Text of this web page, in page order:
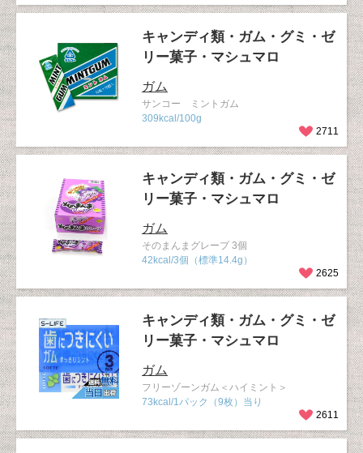
キャンディ類・ガム・グミ・ゼ
リー菓子・マシュマロ
ガム
サンコー ミントガム
309kcal/100g
2711
キャンディ類・ガム・グミ・ゼ
リー菓子・マシュマロ
ガム
そのまんまグレープ 3個
42kcal/3個（標準14.4g）
2625
キャンディ類・ガム・グミ・ゼ
リー菓子・マシュマロ
ガム
フリーゾーンガム＜ハイミント＞
73kcal/1パック（9枚）当り
2611